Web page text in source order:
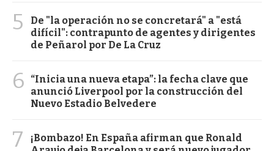
5
De "la operación no se concretará" a "está
difícil": contrapunto de agentes y dirigentes
de Peñarol por De La Cruz
6
“Inicia una nueva etapa”: la fecha clave que
anunció Liverpool por la construcción del
Nuevo Estadio Belvedere
7
¡Bombazo! En España afirman que Ronald